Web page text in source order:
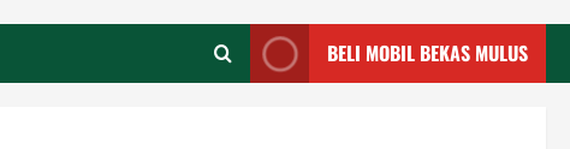
BELI MOBIL BEKAS MULUS